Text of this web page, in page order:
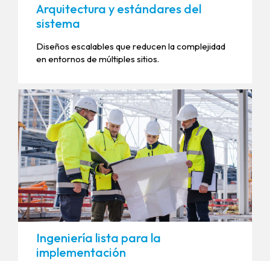
Arquitectura y estándares del
sistema
Diseños escalables que reducen la complejidad
en entornos de múltiples sitios.
Ingeniería lista para la
implementación